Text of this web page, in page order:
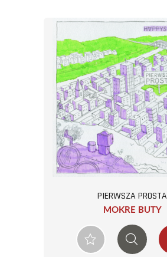
PIERWSZA PROSTA
MOKRE BUTY